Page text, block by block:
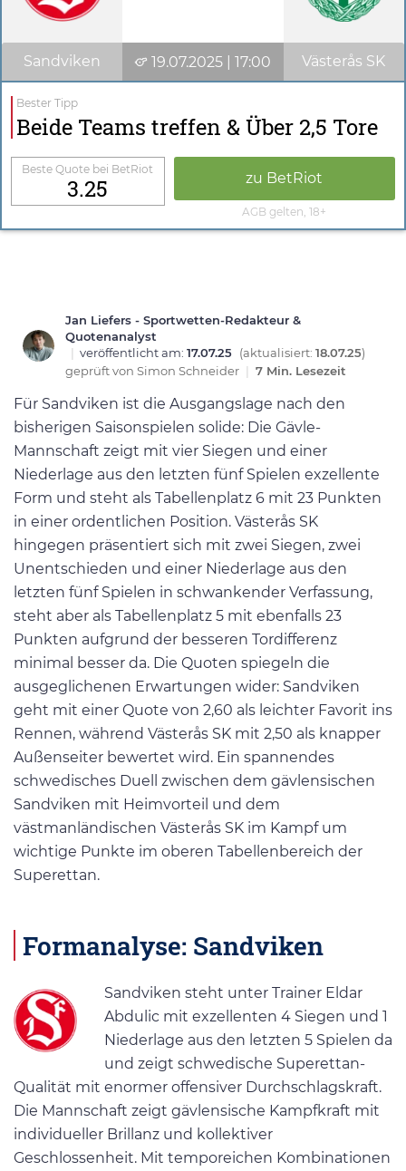
Sandviken 19.07.2025 | 17:00 Västerås SK
Bester Tipp
Beide Teams treffen & Über 2,5 Tore
Beste Quote bei BetRiot
3.25 zu BetRiot
AGB gelten, 18+
Jan Liefers - Sportwetten-Redakteur &
Quotenanalyst
| veröffentlicht am: 17.07.25 (aktualisiert: 18.07.25)
geprüft von Simon Schneider | 7 Min. Lesezeit
Für Sandviken ist die Ausgangslage nach den
bisherigen Saisonspielen solide: Die Gävle-
Mannschaft zeigt mit vier Siegen und einer
Niederlage aus den letzten fünf Spielen exzellente
Form und steht als Tabellenplatz 6 mit 23 Punkten
in einer ordentlichen Position. Västerås SK
hingegen präsentiert sich mit zwei Siegen, zwei
Unentschieden und einer Niederlage aus den
letzten fünf Spielen in schwankender Verfassung,
steht aber als Tabellenplatz 5 mit ebenfalls 23
Punkten aufgrund der besseren Tordifferenz
minimal besser da. Die Quoten spiegeln die
ausgeglichenen Erwartungen wider: Sandviken
geht mit einer Quote von 2,60 als leichter Favorit ins
Rennen, während Västerås SK mit 2,50 als knapper
Außenseiter bewertet wird. Ein spannendes
schwedisches Duell zwischen dem gävlensischen
Sandviken mit Heimvorteil und dem
västmanländischen Västerås SK im Kampf um
wichtige Punkte im oberen Tabellenbereich der
Superettan.
Formanalyse: Sandviken
Sandviken steht unter Trainer Eldar
Abdulic mit exzellenten 4 Siegen und 1
Niederlage aus den letzten 5 Spielen da
und zeigt schwedische Superettan-
Qualität mit enormer offensiver Durchschlagskraft.
Die Mannschaft zeigt gävlensische Kampfkraft mit
individueller Brillanz und kollektiver
Geschlossenheit. Mit temporeichen Kombinationen